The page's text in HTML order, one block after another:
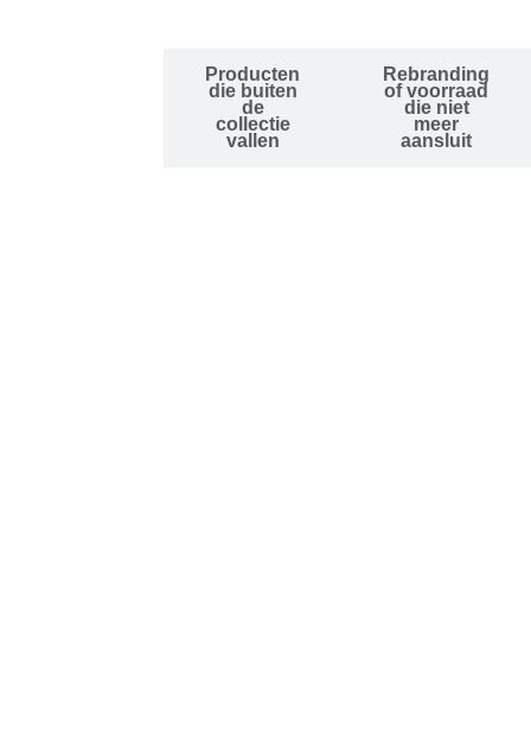
Producten
die buiten
de
collectie
vallen
Rebranding
of voorraad
die niet
meer
aansluit